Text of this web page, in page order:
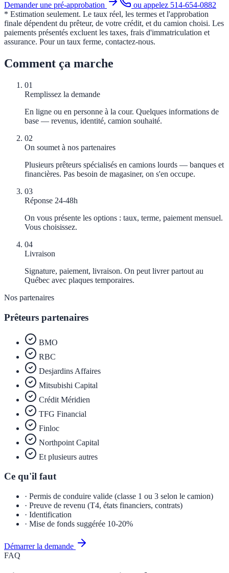
Demander une pré-approbation
ou appelez 514-654-0882
* Estimation seulement. Le taux réel, les termes et l'approbation
finale dépendent du prêteur, de votre crédit, et du camion choisi. Les
paiements présentés excluent les taxes, frais d'immatriculation et
assurance. Pour un taux ferme, contactez-nous.
Comment ça marche
01
Remplissez la demande
En ligne ou en personne à la cour. Quelques informations de
base — revenus, identité, camion souhaité.
02
On soumet à nos partenaires
Plusieurs prêteurs spécialisés en camions lourds — banques et
financières. Pas besoin de magasiner, on s'en occupe.
03
Réponse 24-48h
On vous présente les options : taux, terme, paiement mensuel.
Vous choisissez.
04
Livraison
Signature, paiement, livraison. On peut livrer partout au
Québec avec plaques temporaires.
Nos partenaires
Prêteurs partenaires
BMO
RBC
Desjardins Affaires
Mitsubishi Capital
Crédit Méridien
TFG Financial
Finloc
Northpoint Capital
Et plusieurs autres
Ce qu'il faut
· Permis de conduire valide (classe 1 ou 3 selon le camion)
· Preuve de revenu (T4, états financiers, contrats)
· Identification
· Mise de fonds suggérée 10-20%
Démarrer la demande
FAQ